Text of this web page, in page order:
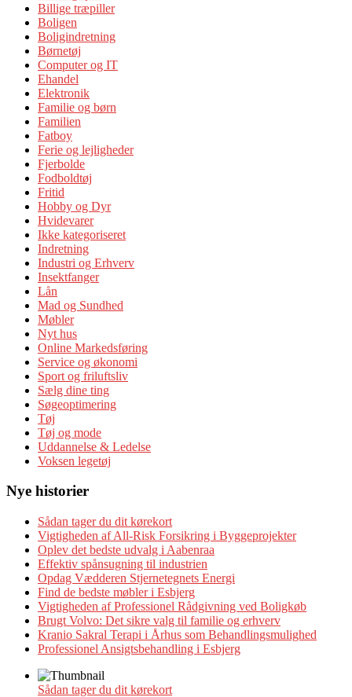
Billige træpiller
Boligen
Boligindretning
Børnetøj
Computer og IT
Ehandel
Elektronik
Familie og børn
Familien
Fatboy
Ferie og lejligheder
Fjerbolde
Fodboldtøj
Fritid
Hobby og Dyr
Hvidevarer
Ikke kategoriseret
Indretning
Industri og Erhverv
Insektfanger
Lån
Mad og Sundhed
Møbler
Nyt hus
Online Markedsføring
Service og økonomi
Sport og friluftsliv
Sælg dine ting
Søgeoptimering
Tøj
Tøj og mode
Uddannelse & Ledelse
Voksen legetøj
Nye historier
Sådan tager du dit kørekort
Vigtigheden af All-Risk Forsikring i Byggeprojekter
Oplev det bedste udvalg i Aabenraa
Effektiv spånsugning til industrien
Opdag Vædderen Stjernetegnets Energi
Find de bedste møbler i Esbjerg
Vigtigheden af Professionel Rådgivning ved Boligkøb
Brugt Volvo: Det sikre valg til familie og erhverv
Kranio Sakral Terapi i Århus som Behandlingsmulighed
Professionel Ansigtsbehandling i Esbjerg
Sådan tager du dit kørekort